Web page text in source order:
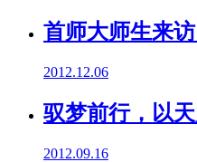
首师大师生来
2012.12.06
驭梦前行，以
2012.09.16